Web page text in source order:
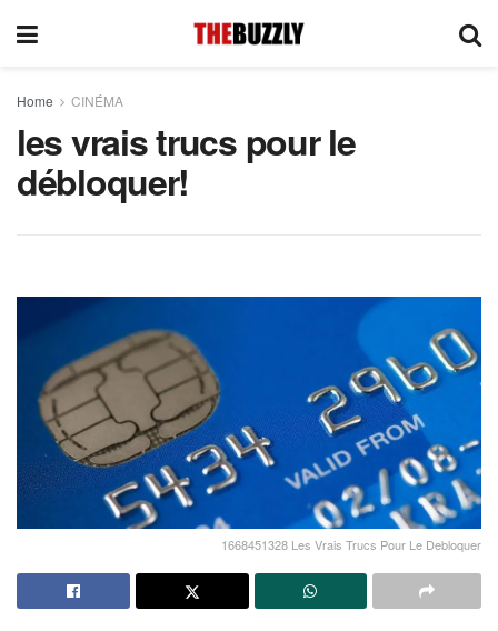
Home CINÉMA
les vrais trucs pour le
débloquer!
1668451328 Les Vrais Trucs Pour Le Debloquer